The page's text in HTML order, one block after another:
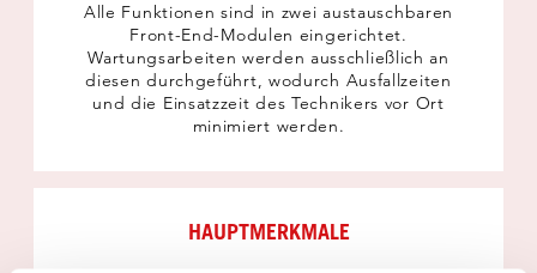
Alle Funktionen sind in zwei austauschbaren
Front-End-Modulen eingerichtet.
Wartungsarbeiten werden ausschließlich an
diesen durchgeführt, wodurch Ausfallzeiten
und die Einsatzzeit des Technikers vor Ort
minimiert werden.
HAUPTMERKMALE